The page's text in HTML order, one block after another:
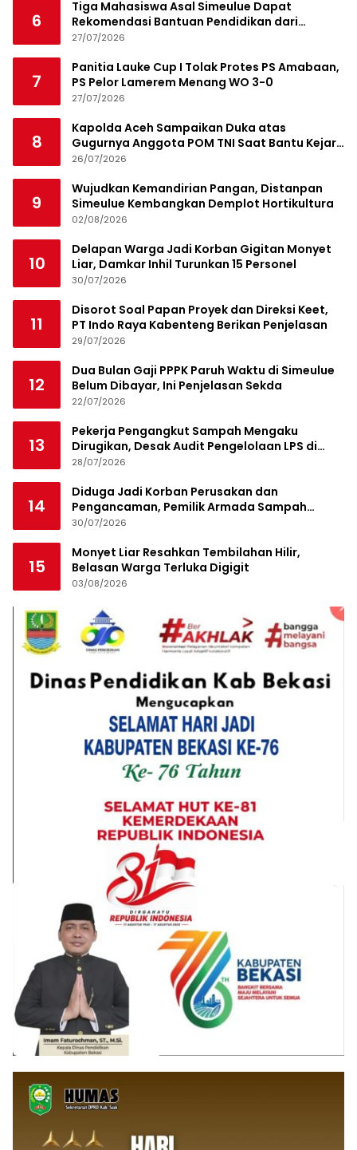
6
Tiga Mahasiswa Asal Simeulue Dapat
Rekomendasi Bantuan Pendidikan dari
Jamaluddin Idham
27/07/2026
7
Panitia Lauke Cup I Tolak Protes PS Amabaan,
PS Pelor Lamerem Menang WO 3-0
27/07/2026
8
Kapolda Aceh Sampaikan Duka atas
Gugurnya Anggota POM TNI Saat Bantu Kejar
Bandar Narkoba
26/07/2026
9
Wujudkan Kemandirian Pangan, Distanpan
Simeulue Kembangkan Demplot Hortikultura
02/08/2026
10
Delapan Warga Jadi Korban Gigitan Monyet
Liar, Damkar Inhil Turunkan 15 Personel
30/07/2026
11
Disorot Soal Papan Proyek dan Direksi Keet,
PT Indo Raya Kabenteng Berikan Penjelasan
29/07/2026
12
Dua Bulan Gaji PPPK Paruh Waktu di Simeulue
Belum Dibayar, Ini Penjelasan Sekda
22/07/2026
13
Pekerja Pengangkut Sampah Mengaku
Dirugikan, Desak Audit Pengelolaan LPS di
Pekanbaru
28/07/2026
14
Diduga Jadi Korban Perusakan dan
Pengancaman, Pemilik Armada Sampah
Siapkan Laporan Polisi
30/07/2026
15
Monyet Liar Resahkan Tembilahan Hilir,
Belasan Warga Terluka Digigit
03/08/2026